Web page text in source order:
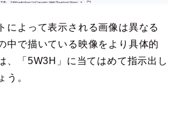
によって表示される画像は異なる
中で描いている映像をより具体的
、「5W3H」に当てはめて指示出し
う。